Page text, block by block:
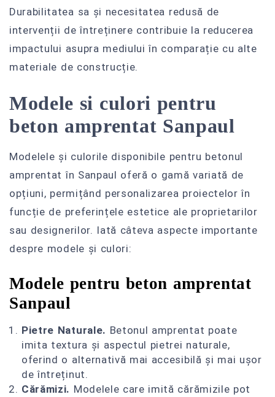
Durabilitatea sa și necesitatea redusă de
intervenții de întreținere contribuie la reducerea
impactului asupra mediului în comparație cu alte
materiale de construcție.
Modele si culori pentru
beton amprentat Sanpaul
Modelele și culorile disponibile pentru betonul
amprentat în Sanpaul oferă o gamă variată de
opțiuni, permițând personalizarea proiectelor în
funcție de preferințele estetice ale proprietarilor
sau designerilor. Iată câteva aspecte importante
despre modele și culori:
Modele pentru beton amprentat
Sanpaul
Pietre Naturale. Betonul amprentat poate
imita textura și aspectul pietrei naturale,
oferind o alternativă mai accesibilă și mai ușor
de întreținut.
Cărămizi. Modelele care imită cărămizile pot